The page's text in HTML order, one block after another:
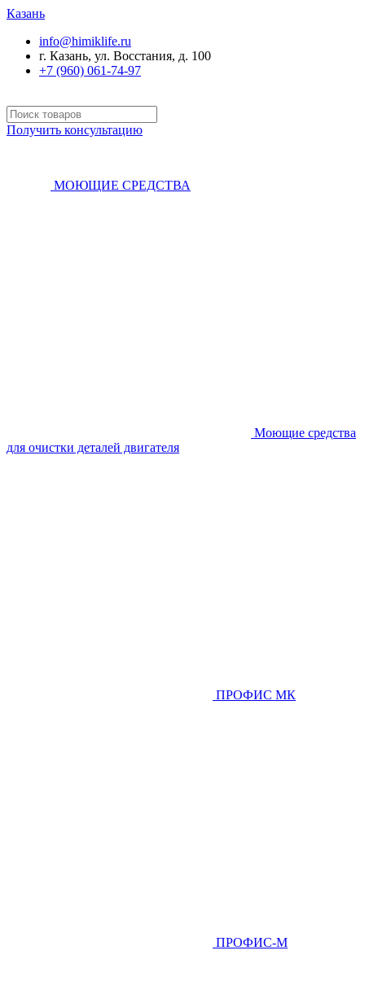
Казань
info@himiklife.ru
г. Казань, ул. Восстания, д. 100
+7 (960) 061-74-97
Получить консультацию
МОЮЩИЕ СРЕДСТВА
Моющие средства
для очистки деталей двигателя
ПРОФИС МК
ПРОФИС-М